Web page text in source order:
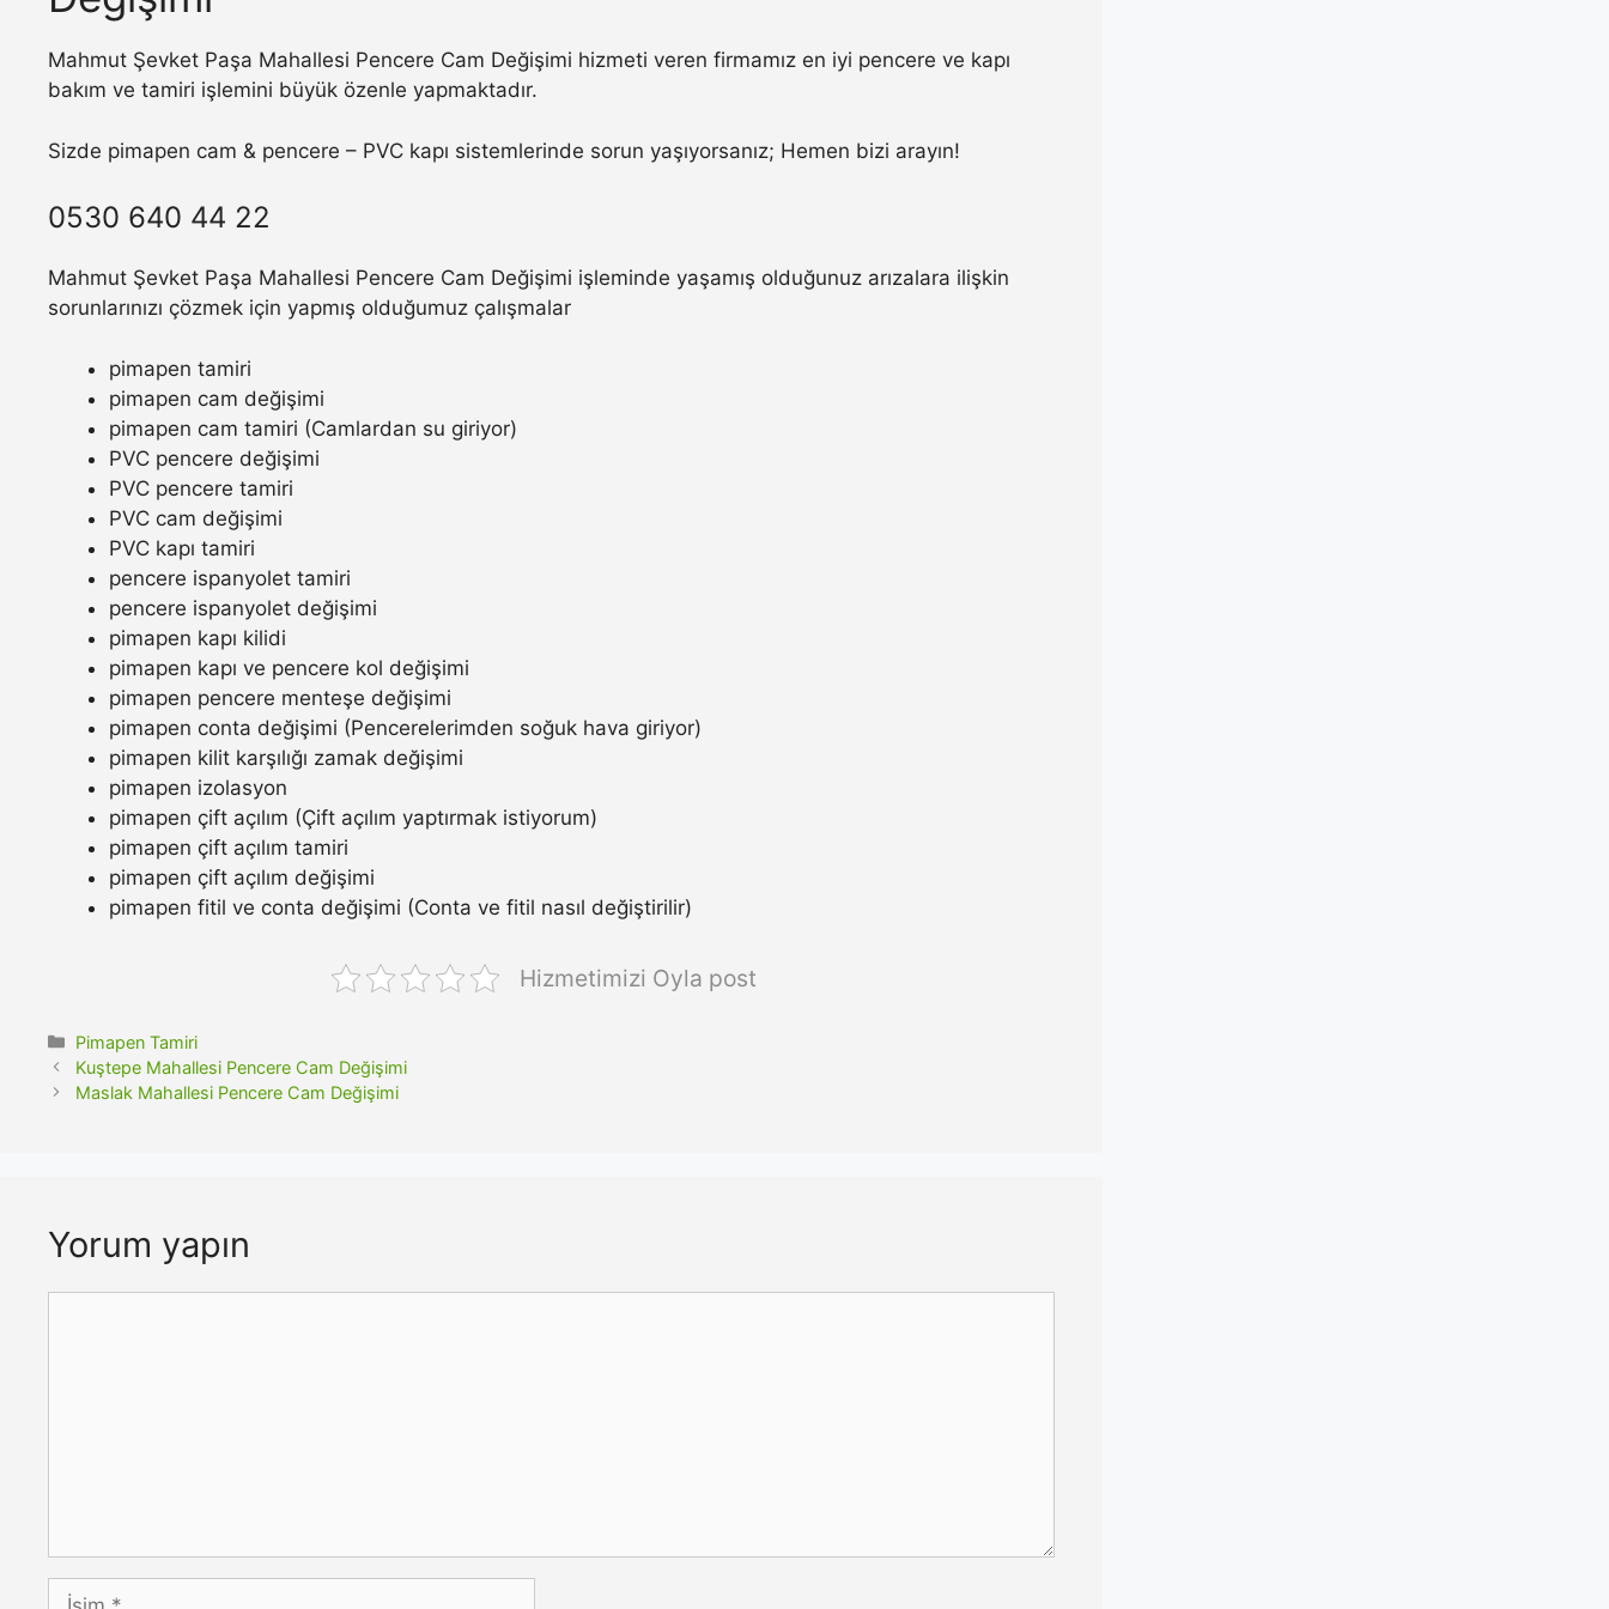
Mahmut Şevket Paşa Mahallesi Pencere Cam Değişimi hizmeti veren firmamız en iyi pencere ve kapı
bakım ve tamiri işlemini büyük özenle yapmaktadır.
Sizde pimapen cam & pencere – PVC kapı sistemlerinde sorun yaşıyorsanız; Hemen bizi arayın!
0530 640 44 22
Mahmut Şevket Paşa Mahallesi Pencere Cam Değişimi işleminde yaşamış olduğunuz arızalara ilişkin
sorunlarınızı çözmek için yapmış olduğumuz çalışmalar
pimapen tamiri
pimapen cam değişimi
pimapen cam tamiri (Camlardan su giriyor)
PVC pencere değişimi
PVC pencere tamiri
PVC cam değişimi
PVC kapı tamiri
pencere ispanyolet tamiri
pencere ispanyolet değişimi
pimapen kapı kilidi
pimapen kapı ve pencere kol değişimi
pimapen pencere menteşe değişimi
pimapen conta değişimi (Pencerelerimden soğuk hava giriyor)
pimapen kilit karşılığı zamak değişimi
pimapen izolasyon
pimapen çift açılım (Çift açılım yaptırmak istiyorum)
pimapen çift açılım tamiri
pimapen çift açılım değişimi
pimapen fitil ve conta değişimi (Conta ve fitil nasıl değiştirilir)
Hizmetimizi Oyla post
Kategoriler
Pimapen Tamiri
Kuştepe Mahallesi Pencere Cam Değişimi
Maslak Mahallesi Pencere Cam Değişimi
Yorum yapın
İsim